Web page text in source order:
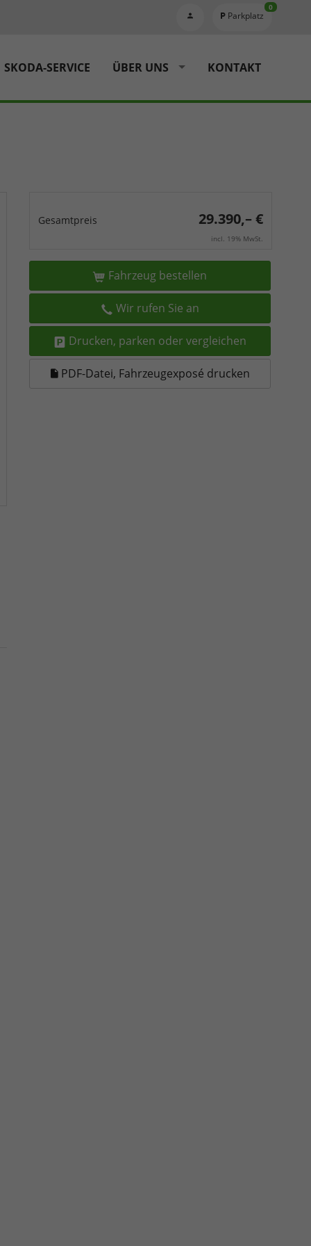
Parkplatz
0
SKODA-SERVICE ÜBER UNS KONTAKT
Gesamtpreis 29.390,– €
incl. 19% MwSt.
Fahrzeug bestellen
Wir rufen Sie an
Drucken, parken oder vergleichen
PDF-Datei, Fahrzeugexposé drucken